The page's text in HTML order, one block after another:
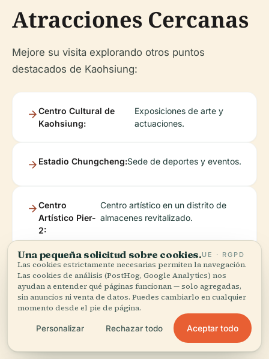
Atracciones Cercanas
Mejore su visita explorando otros puntos
destacados de Kaohsiung:
Centro Cultural de
Kaohsiung:
Exposiciones de arte y
actuaciones.
Estadio Chungcheng:Sede de deportes y eventos.
Centro
Artístico Pier-
2:
Centro artístico en un distrito de
almacenes revitalizado.
Estanque de Loto:Templos y vistas panorámicas.
Museo Budista Fo
Guang Shan:
Impresionante complejo
budista.
Una pequeña solicitud sobre cookies.UE · RGPD
Las cookies estrictamente necesarias permiten la navegación.
Las cookies de análisis (PostHog, Google Analytics) nos
ayudan a entender qué páginas funcionan — solo agregadas,
sin anuncios ni venta de datos. Puedes cambiarlo en cualquier
momento desde el pie de página.
Personalizar Rechazar todo Aceptar todo